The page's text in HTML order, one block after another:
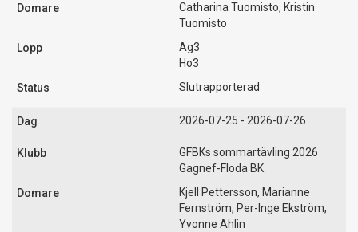
Catharina Tuomisto, Kristin
Tuomisto
Ag3
Ho3
Slutrapporterad
2026-07-25 - 2026-07-26
GFBKs sommartävling 2026
Gagnef-Floda BK
Kjell Pettersson, Marianne
Fernström, Per-Inge Ekström,
Yvonne Ahlin